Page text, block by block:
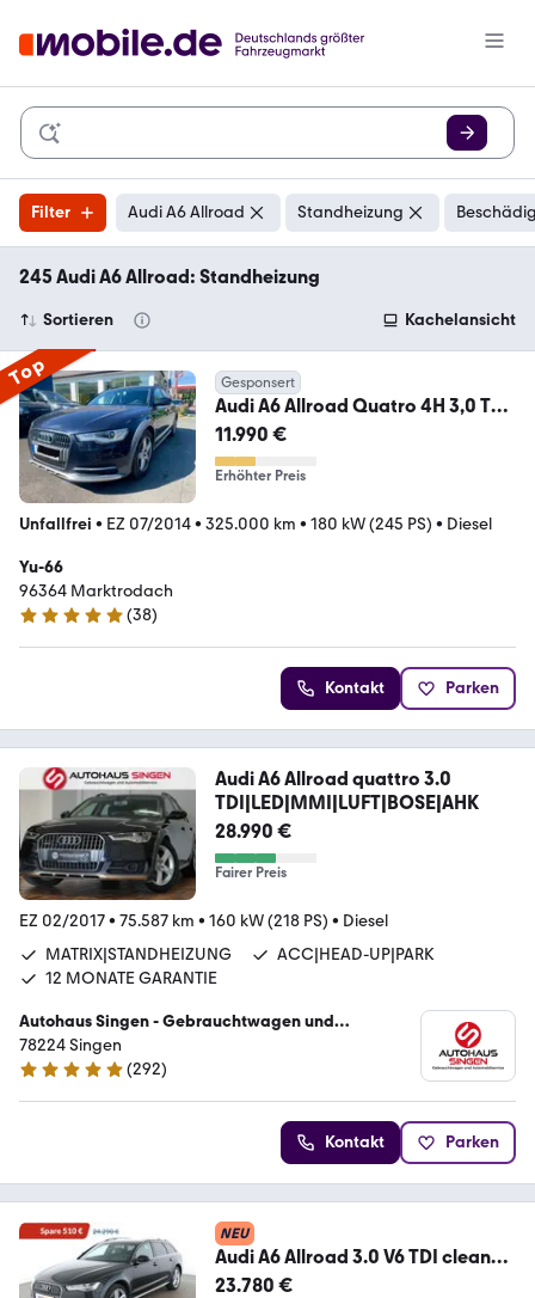
Filter Audi A6 Allroad Standheizung
245 Audi A6 Allroad: Standheizung
Sortieren Kachelansicht
Top Gesponsert
Audi A6 Allroad Quatro 4H 3,0 TDI
AUTOMATIK VOLLLEDER
11.990 €
Erhöhter Preis
Unfallfrei • EZ 07/2014• 325.000 km • 180 kW (245 PS) • Diesel
Yu-66
96364 Marktrodach
5 Sterne
(38)
Kontakt Parken
Audi A6 Allroad quattro 3.0
TDI|LED|MMI|LUFT|BOSE|AHK
28.990 €
Fairer Preis
EZ 02/2017• 75.587 km • 160 kW (218 PS) • Diesel
MATRIX|STANDHEIZUNG
ACC|HEAD-UP|PARK
12 MONATE GARANTIE
Autohaus Singen - Gebrauchtwagen und
Automobilservice
78224 Singen
5 Sterne
(292)
Kontakt Parken
NEU
Audi A6 Allroad 3.0 V6 TDI clean
diesel Aut. *LED*
23.780 €